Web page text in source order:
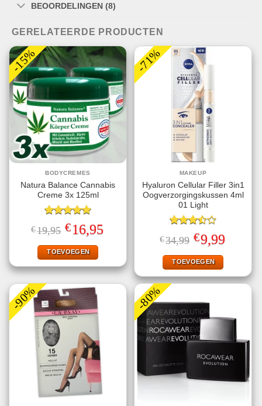
BEOORDELINGEN (8)
GERELATEERDE PRODUCTEN
-15%
BODYCREMES
Natura Balance Cannabis
Creme 3x 125ml
Gewaardeerd
5.00uit 5
€19,95 Oorspronkelijke
prijs
was:
€19,95.
€16,95prijs
TOEVOEGEN
-71%
MAKEUP
Hyaluron Cellular Filler 3in1
Oogverzorgingskussen 4ml
01 Light
Gewaardeerd
3.50uit
€34,99 Oorspronkelijke
prijs
was:
€34,99.
€9,99Huidige
prijs
TOEVOEGEN
-90% -80%